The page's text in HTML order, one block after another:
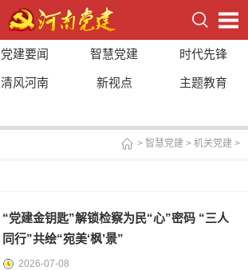
党建要闻 智慧党建 时代先锋
清风河南 新视点 主题教育
> 智慧党建 > 机关党建 >
“党建金钥匙”解锁检察为民“心”密码 “三人
同行”共绘“宛美‘枫’景”
2026-07-08